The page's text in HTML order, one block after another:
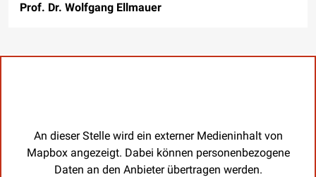
Prof. Dr. Wolfgang Ellmauer
An dieser Stelle wird ein externer Medieninhalt von
Mapbox angezeigt. Dabei können personenbezogene
Daten an den Anbieter übertragen werden.